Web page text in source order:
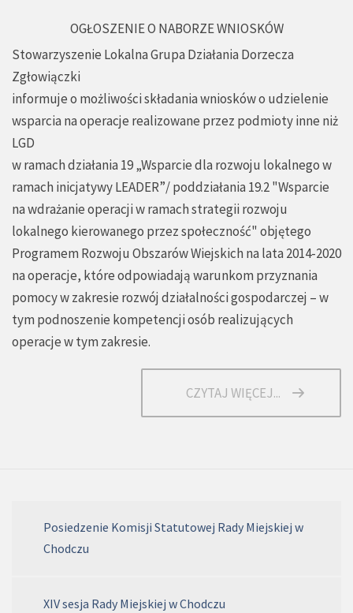
OGŁOSZENIE O NABORZE WNIOSKÓW
Stowarzyszenie Lokalna Grupa Działania Dorzecza
Zgłowiączki
informuje o możliwości składania wniosków o udzielenie
wsparcia na operacje realizowane przez podmioty inne niż
LGD
w ramach działania 19 „Wsparcie dla rozwoju lokalnego w
ramach inicjatywy LEADER”/ poddziałania 19.2 "Wsparcie
na wdrażanie operacji w ramach strategii rozwoju
lokalnego kierowanego przez społeczność" objętego
Programem Rozwoju Obszarów Wiejskich na lata 2014-2020
na operacje, które odpowiadają warunkom przyznania
pomocy w zakresie rozwój działalności gospodarczej – w
tym podnoszenie kompetencji osób realizujących
operacje w tym zakresie.
CZYTAJ WIĘCEJ...
Posiedzenie Komisji Statutowej Rady Miejskiej w
Chodczu
XIV sesja Rady Miejskiej w Chodczu